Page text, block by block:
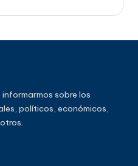
informarmos sobre los
políticos, económicos,